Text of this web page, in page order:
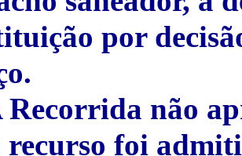
por
Recorrida não
recurso foi